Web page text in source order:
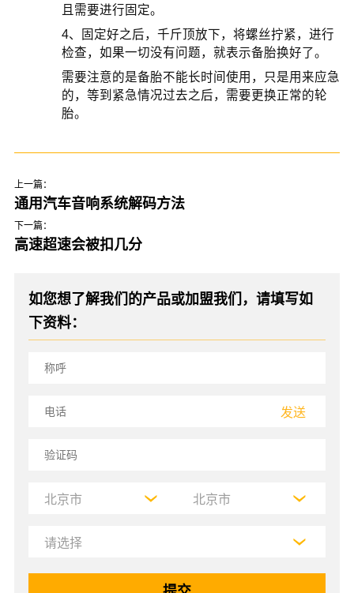
且需要进行固定。
4、固定好之后，千斤顶放下，将螺丝拧紧，进行
检查，如果一切没有问题，就表示备胎换好了。
需要注意的是备胎不能长时间使用，只是用来应急
的，等到紧急情况过去之后，需要更换正常的轮
胎。
上一篇：
通用汽车音响系统解码方法
下一篇：
高速超速会被扣几分
如您想了解我们的产品或加盟我们，请填写如
下资料：
发送